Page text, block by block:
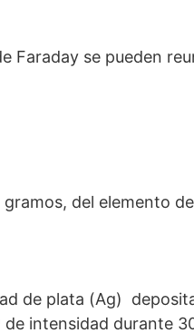
Faraday se pueden
del elemento
de plata (Ag)
de intensidad durante